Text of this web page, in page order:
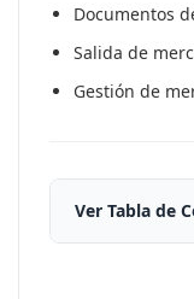
Documentos
Salida de
Gestión de
Ver Tabla de